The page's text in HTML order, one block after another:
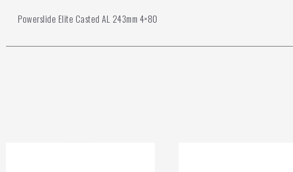
Powerslide Elite Casted AL 243mm 4×80